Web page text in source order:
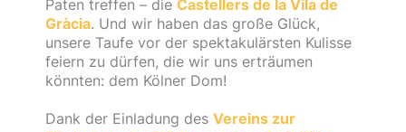
Paten treffen – die Castellers de la Vila de
Gràcia. Und wir haben das große Glück,
unsere Taufe vor der spektakulärsten Kulisse
feiern zu dürfen, die wir uns erträumen
könnten: dem Kölner Dom!
Dank der Einladung des Vereins zur